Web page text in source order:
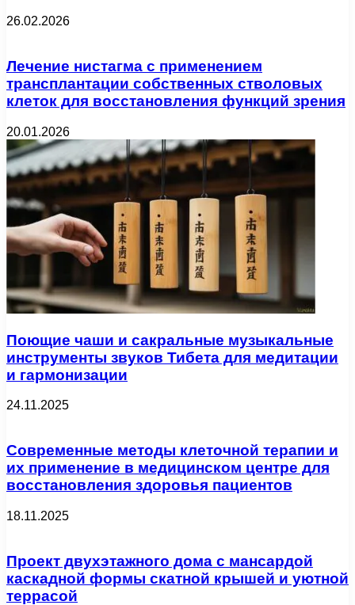
26.02.2026
Лечение нистагма с применением
трансплантации собственных стволовых
клеток для восстановления функций зрения
20.01.2026
Поющие чаши и сакральные музыкальные
инструменты звуков Тибета для медитации
и гармонизации
24.11.2025
Современные методы клеточной терапии и
их применение в медицинском центре для
восстановления здоровья пациентов
18.11.2025
Проект двухэтажного дома с мансардой
каскадной формы скатной крышей и уютной
террасой